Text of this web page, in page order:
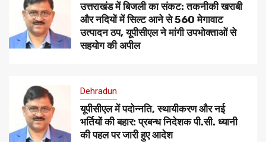
उत्तराखंड में बिजली का संकट: तकनीकी खराबी
और नदियों में सिल्ट आने से 560 मेगावाट
उत्पादन ठप, यूपीसीएल ने मांगी उपभोक्ताओं से
सहयोग की अपील
Dehradun
यूपीसीएल में पदोन्नति, स्थायीकरण और नई
भर्तियों की बहार: प्रबन्ध निदेशक पी.सी. ध्यानी
की पहल पर जारी हुए आदेश